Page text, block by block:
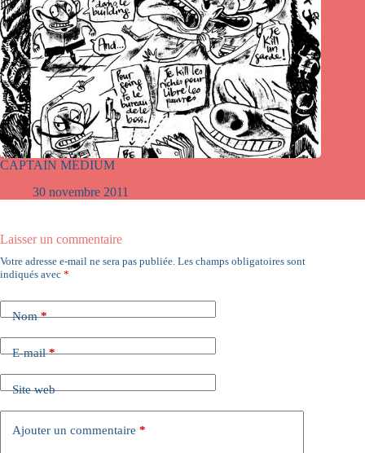
CAPTAIN MEDIUM
30 novembre 2011
Laisser un commentaire
Votre adresse e-mail ne sera pas publiée. Les champs obligatoires sont
indiqués avec *
Nom*
E-mail*
Site web
Ajouter un commentaire *